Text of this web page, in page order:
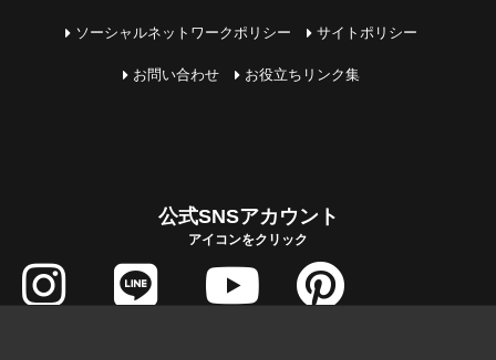
ソーシャルネットワークポリシー サイトポリシー
お問い合わせ お役立ちリンク集
公式SNSアカウント
アイコンをクリック